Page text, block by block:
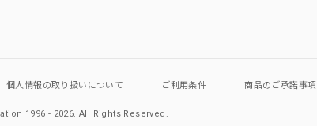
個人情報の取り扱いについて ご利用条件 商品のご承諾事項
1996 - 2026.All Rights Reserved.